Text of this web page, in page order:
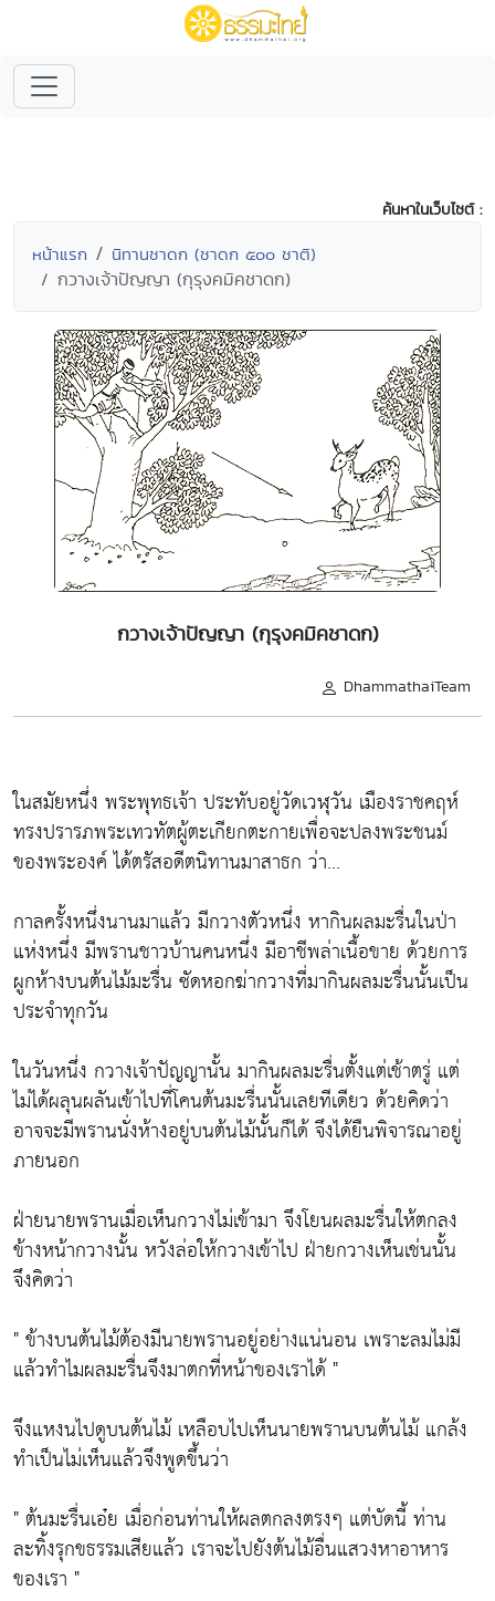
ค้นหาในเว็บไซต์ :
หน้าแรก นิทานชาดก (ชาดก ๕๐๐ ชาติ)
กวางเจ้าปัญญา (กุรุงคมิคชาดก)
กวางเจ้าปัญญา (กุรุงคมิคชาดก)
DhammathaiTeam
ในสมัยหนึ่ง พระพุทธเจ้า ประทับอยู่วัดเวฬุวัน เมืองราชคฤห์
ทรงปรารภพระเทวทัตผู้ตะเกียกตะกายเพื่อจะปลงพระชนม์
ของพระองค์ ได้ตรัสอดีตนิทานมาสาธก ว่า...
กาลครั้งหนึ่งนานมาแล้ว มีกวางตัวหนึ่ง หากินผลมะรื่นในป่า
แห่งหนึ่ง มีพรานชาวบ้านคนหนึ่ง มีอาชีพล่าเนื้อขาย ด้วยการ
ผูกห้างบนต้นไม้มะรื่น ซัดหอกฆ่ากวางที่มากินผลมะรื่นนั้นเป็น
ประจำทุกวัน
ในวันหนึ่ง กวางเจ้าปัญญานั้น มากินผลมะรื่นตั้งแต่เช้าตรู่ แต่
ไม่ได้ผลุนผลันเข้าไปที่โคนต้นมะรื่นนั้นเลยทีเดียว ด้วยคิดว่า
อาจจะมีพรานนั่งห้างอยู่บนต้นไม้นั้นก็ได้ จึงได้ยืนพิจารณาอยู่
ภายนอก
ฝ่ายนายพรานเมื่อเห็นกวางไม่เข้ามา จึงโยนผลมะรื่นให้ตกลง
ข้างหน้ากวางนั้น หวังล่อให้กวางเข้าไป ฝ่ายกวางเห็นเช่นนั้น
จึงคิดว่า
" ข้างบนต้นไม้ต้องมีนายพรานอยู่อย่างแน่นอน เพราะลมไม่มี
แล้วทำไมผลมะรื่นจึงมาตกที่หน้าของเราได้ "
จึงแหงนไปดูบนต้นไม้ เหลือบไปเห็นนายพรานบนต้นไม้ แกล้ง
ทำเป็นไม่เห็นแล้วจึงพูดขึ้นว่า
" ต้นมะรื่นเอ๋ย เมื่อก่อนท่านให้ผลตกลงตรงๆ แต่บัดนี้ ท่าน
ละทิ้งรุกขธรรมเสียแล้ว เราจะไปยังต้นไม้อื่นแสวงหาอาหาร
ของเรา "